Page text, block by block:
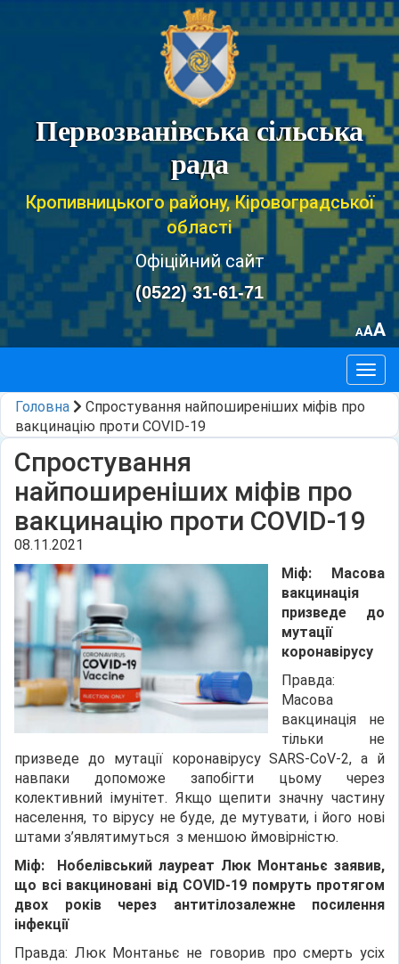
Первозванівська сільська
рада
Кропивницького району, Кіровоградської
області
Офіційний сайт
(0522) 31-61-71
AAA
Головна
Спростування найпоширеніших міфів про
вакцинацію проти COVID-19
Спростування
найпоширеніших міфів про
вакцинацію проти COVID-19
08.11.2021
Міф: Масова
вакцинація
призведе до
мутації
коронавірусу
Правда:
Масова
вакцинація не
тільки не
призведе до мутації коронавірусу SARS-CoV-2, а й
навпаки допоможе запобігти цьому через
колективний імунітет. Якщо щепити значну частину
населення, то вірусу не буде, де мутувати, і його нові
штами з’являтимуться з меншою ймовірністю.
Міф: Нобелівський лауреат Люк Монтаньє заявив,
що всі вакциновані від COVID-19 помруть протягом
двох років через антитілозалежне посилення
інфекції
Правда: Люк Монтаньє не говорив про смерть усіх